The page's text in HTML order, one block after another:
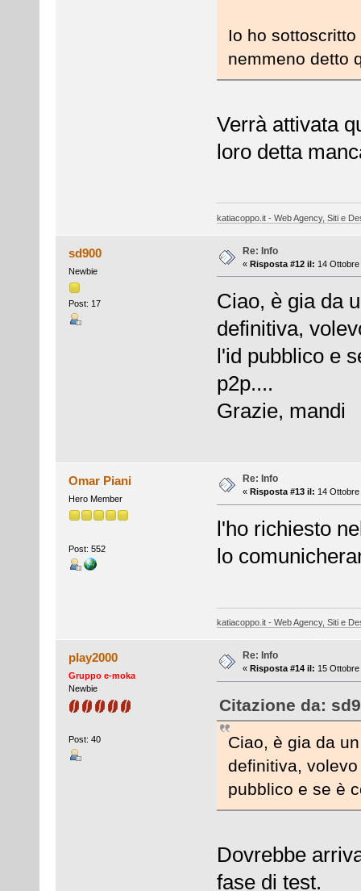
Io ho
nemmeno detto
Verrà attivata
loro detta
katiacoppo.it - Web Agency, Siti e
sd900
Newbie
Post: 17
Re: Info
« Risposta #12 il: 14
Ciao, è gia da
definitiva,
l'id pubblico e
p2p....
Grazie, mandi
Omar Piani
Hero Member
Post: 552
Re: Info
« Risposta #13 il: 14
l'ho richiesto
lo
katiacoppo.it - Web Agency, Siti e
play2000
Gruppo e-moka
Newbie
Post: 40
Re: Info
« Risposta #14 il: 15
Citazione da:
Ciao, è gia da
definitiva,
pubblico e se è
Dovrebbe
fase di test.